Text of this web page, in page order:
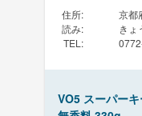
住所:
京都
読み:
きょ
TEL :
VO5 スーパー